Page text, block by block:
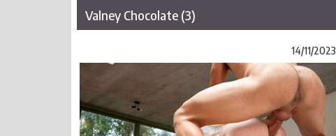
Valney Chocolate (3)
14/11/2023